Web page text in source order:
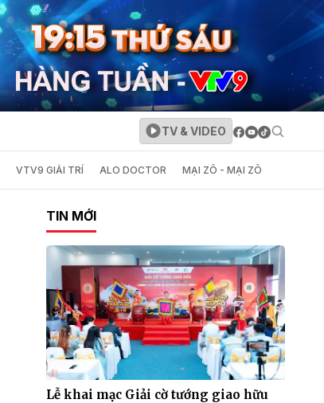
TV & VIDEO
VTV9 GIẢI TRÍ ALO DOCTOR MẠI ZÔ - MẠI ZÔ
TIN MỚI
Lễ khai mạc Giải cờ tướng giao hữu